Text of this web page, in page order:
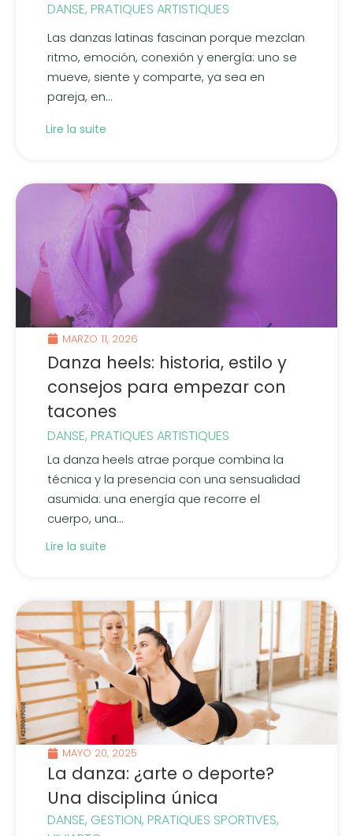
DANSE, PRATIQUES ARTISTIQUES
Las danzas latinas fascinan porque mezclan
ritmo, emoción, conexión y energía: uno se
mueve, siente y comparte, ya sea en
pareja, en...
Lire la suite
MARZO 11, 2026
Danza heels: historia, estilo y
consejos para empezar con
tacones
DANSE, PRATIQUES ARTISTIQUES
La danza heels atrae porque combina la
técnica y la presencia con una sensualidad
asumida: una energía que recorre el
cuerpo, una...
Lire la suite
MAYO 20, 2025
La danza: ¿arte o deporte?
Una disciplina única
DANSE, GESTION, PRATIQUES SPORTIVES,